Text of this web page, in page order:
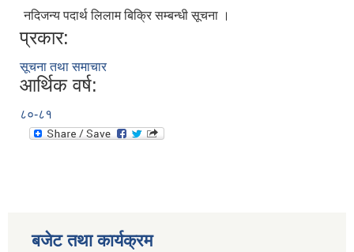
नदिजन्य पदार्थ लिलाम बिक्रि सम्बन्धी सूचना ।
प्रकार:
सूचना तथा समाचार
आर्थिक वर्ष:
८०-८१
बजेट तथा कार्यक्रम